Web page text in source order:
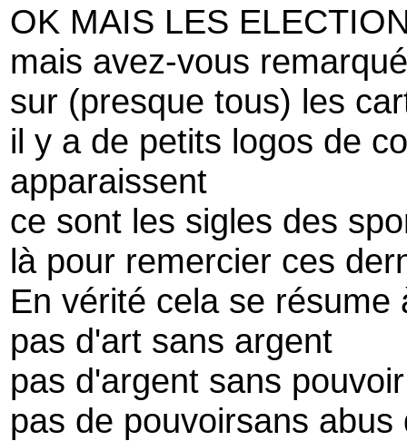
OK MAIS LES
mais avez-vous
sur (presque tous) les
il y a de petits logos de
apparaissent
ce sont les sigles des
là pour remercier ces
En vérité cela se résume
pas d'art sans argent
pas d'argent sans pouvoir
pas de pouvoirsans abus